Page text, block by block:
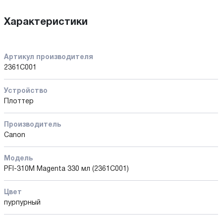
Характеристики
Артикул производителя
2361C001
Устройство
Плоттер
Производитель
Canon
Модель
PFI-310M Magenta 330 мл (2361C001)
Цвет
пурпурный